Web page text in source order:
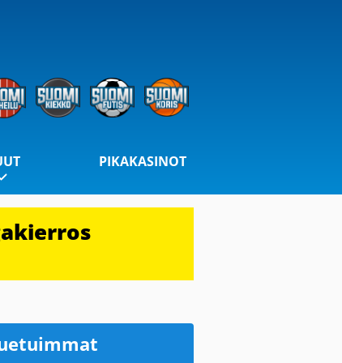
PIKAKASINOT